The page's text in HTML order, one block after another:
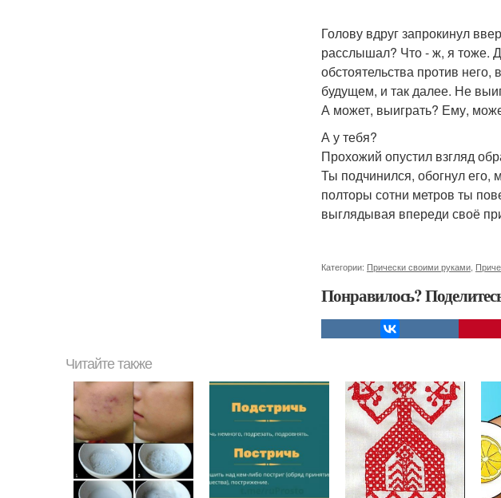
Голову вдруг запрокинул
расслышал? Что - ж, я тоже.
обстоятельства против
будущем, и так далее. Не
А может, выиграть? Ему,
А у тебя?
Прохожий опустил взгляд
Ты подчинился, обогнул
полторы сотни метров ты
выглядывая впереди своё
Категории: Прически своими руками
Понравилось?
Читайте также